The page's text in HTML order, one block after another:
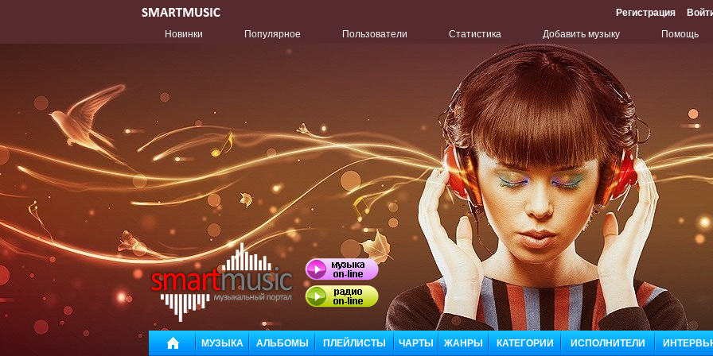
Регистрация
Новинки
Популярное Пользователи Статистика Добавить музыку Помощь
МУЗЫКА АЛЬБОМЫ ПЛЕЙЛИСТЫ ЧАРТЫ ЖАНРЫ КАТЕГОРИИ ИСПОЛНИТЕЛИ